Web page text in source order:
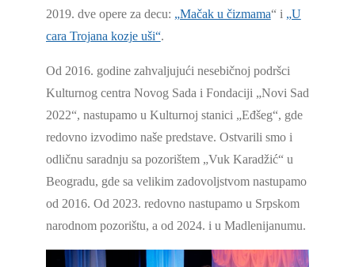
2019. dve opere za decu: „Mačak u čizmama“ i „U
cara Trojana kozje uši“.
Od 2016. godine zahvaljujući nesebičnoj podršci
Kulturnog centra Novog Sada i Fondaciji „Novi Sad
2022“, nastupamo u Kulturnoj stanici „Eđšeg“, gde
redovno izvodimo naše predstave. Ostvarili smo i
odličnu saradnju sa pozorištem „Vuk Karadžić“ u
Beogradu, gde sa velikim zadovoljstvom nastupamo
od 2016. Od 2023. redovno nastupamo u Srpskom
narodnom pozorištu, a od 2024. i u Madlenijanumu.